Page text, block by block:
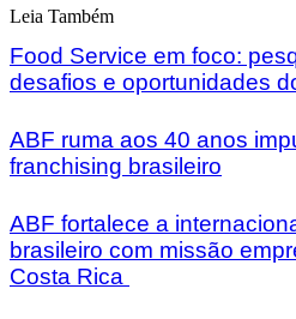
Leia Também
Food Service em foco:
desafios e oportunidades
ABF ruma aos 40 anos
franchising brasileiro
ABF fortalece a
brasileiro com missão
Costa Rica